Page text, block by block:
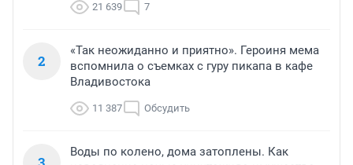
21 639 7
2
«Так неожиданно и приятно». Героиня мема
вспомнила о съемках с гуру пикапа в кафе
Владивостока
11 387 Обсудить
Воды по колено, дома затоплены. Как